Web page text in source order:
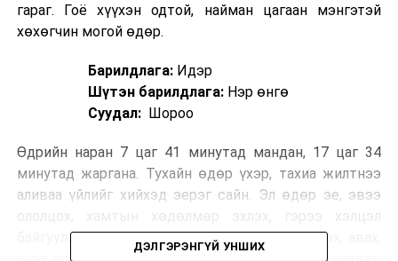
гараг. Гоё хүүхэн одтой, найман цагаан мэнгэтэй
хөхөгчин могой өдөр.
Барилдлага:Идэр
Шүтэн барилдлага:Нэр өнгө
Суудал:Шороо
Өдрийн наран 7 цаг 41 минутад мандан, 17 цаг 34
минутад жаргана. Тухайн өдөр үхэр, тахиа жилтнээ
аливаа үйлийг хийхэд эерэг сайн. Эл өдөр эе, эвээ
байгуулах, найр хурим хийх, бэр гуйх, инж өгөх, авах,
ДЭЛГЭРЭНГҮЙ УНШИХ